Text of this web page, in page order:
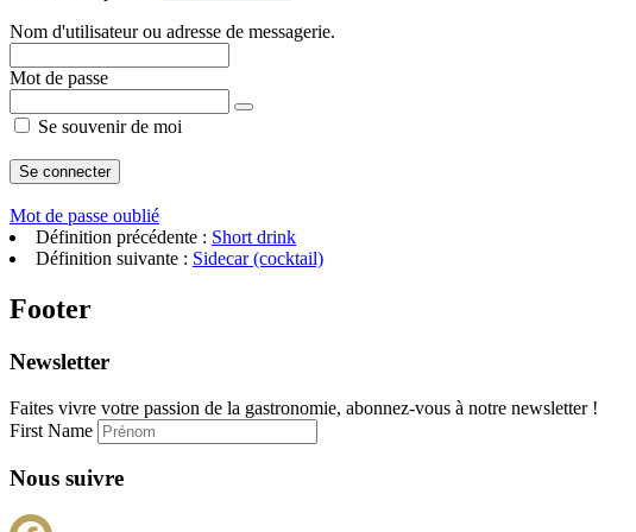
Nom d'utilisateur ou adresse de messagerie.
Mot de passe
Se souvenir de moi
Mot de passe oublié
Définition précédente : Short drink
Définition suivante : Sidecar (cocktail)
Footer
Newsletter
Faites vivre votre passion de la gastronomie, abonnez-vous à notre newsletter !
First Name
Nous suivre